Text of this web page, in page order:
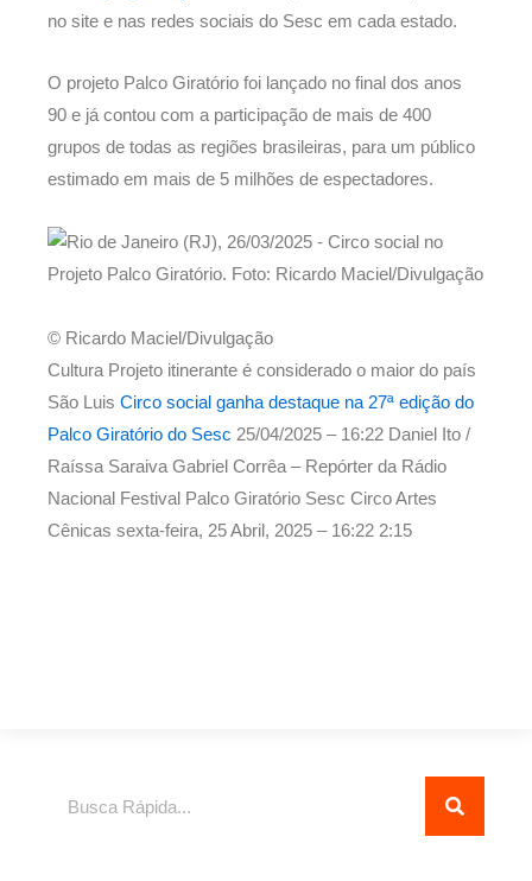
no site e nas redes sociais do Sesc em cada estado.
O projeto Palco Giratório foi lançado no final dos anos
90 e já contou com a participação de mais de 400
grupos de todas as regiões brasileiras, para um público
estimado em mais de 5 milhões de espectadores.
© Ricardo Maciel/Divulgação
Cultura Projeto itinerante é considerado o maior do país
São Luis Circo social ganha destaque na 27ª edição do
Palco Giratório do Sesc 25/04/2025 – 16:22 Daniel Ito /
Raíssa Saraiva Gabriel Corrêa – Repórter da Rádio
Nacional Festival Palco Giratório Sesc Circo Artes
Cênicas sexta-feira, 25 Abril, 2025 – 16:22 2:15